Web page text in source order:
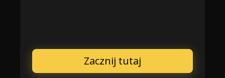
Zacznij tutaj